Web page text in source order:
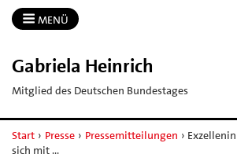
MENÜ
Gabriela Heinrich
Mitglied des Deutschen Bundestages
Start › Presse › Pressemitteilungen ›
sich mit …